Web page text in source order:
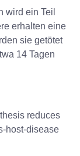
wird ein Teil
erhalten eine
sie getötet
14 Tagen
reduces
host-disease